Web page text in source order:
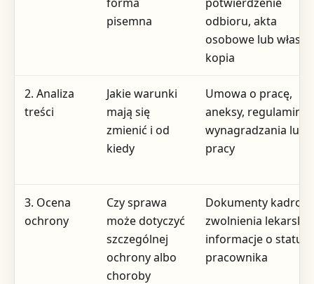
pisemna
odbioru, akta
osobowe lub własna
kopia
2. Analiza
treści
Jakie warunki
mają się
zmienić i od
kiedy
Umowa o pracę,
aneksy, regulamin
wynagradzania lub
pracy
3. Ocena
ochrony
Czy sprawa
może dotyczyć
szczególnej
ochrony albo
choroby
Dokumenty
zwolnienia
informacje o
pracownika